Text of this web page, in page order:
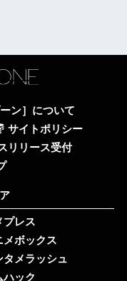
ン］について
サイトポリシー
リリース受付
プレス
メボックス
タメラッシュ
ハック